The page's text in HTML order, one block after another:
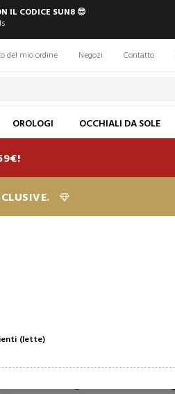
IL CODICE SUN8 😎
del mio ordine Negozi Contatto
OROLOGI OCCHIALI DA SOLE
(lette)